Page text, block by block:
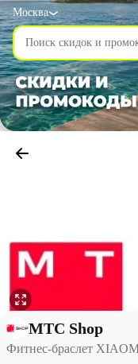
Москва
Фитнес-браслет
МТС Shop
Фитнес-браслет